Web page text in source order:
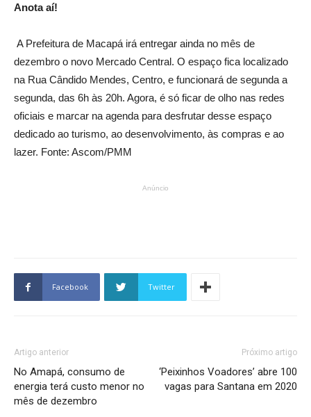
Anota aí!
A Prefeitura de Macapá irá entregar ainda no mês de
dezembro o novo Mercado Central. O espaço fica localizado
na Rua Cândido Mendes, Centro, e funcionará de segunda a
segunda, das 6h às 20h. Agora, é só ficar de olho nas redes
oficiais e marcar na agenda para desfrutar desse espaço
dedicado ao turismo, ao desenvolvimento, às compras e ao
lazer. Fonte: Ascom/PMM
Anúncio
Facebook Twitter
Artigo anterior
No Amapá, consumo de
energia terá custo menor no
mês de dezembro
Próximo artigo
‘Peixinhos Voadores’ abre 100
vagas para Santana em 2020